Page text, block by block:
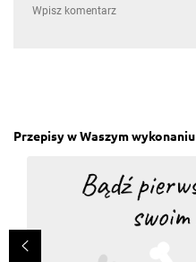
Przepisy w Waszym wykonaniu